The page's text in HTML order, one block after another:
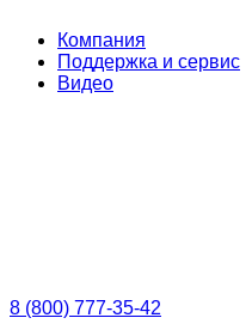
Компания
Поддержка и сервис
Видео
8 (800) 777-35-42